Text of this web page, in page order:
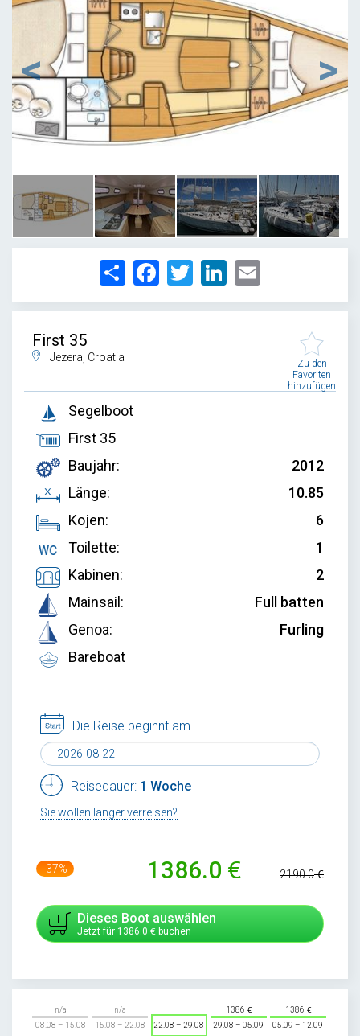
Share FacebookTwitter LinkedIn
First 35
Jezera, Croatia
Zu den
Favoriten
hinzufügen
Segelboot
First 35
Baujahr:
2012
Länge:
10.85
Kojen:
6
Toilette:
1
Kabinen:
2
Mainsail:
Full batten
Genoa:
Furling
Bareboat
Die Reise beginnt am
Reisedauer: 1 Woche
Sie wollen länger verreisen?
-37% 1386.0 2190.0
Dieses Boot auswählen
Jetzt für 1386.0 buchen
n/a
08.08 – 15.08
n/a
15.08 – 22.08
22.08 – 29.08
1386
29.08 – 05.09
1386
05.09 – 12.09